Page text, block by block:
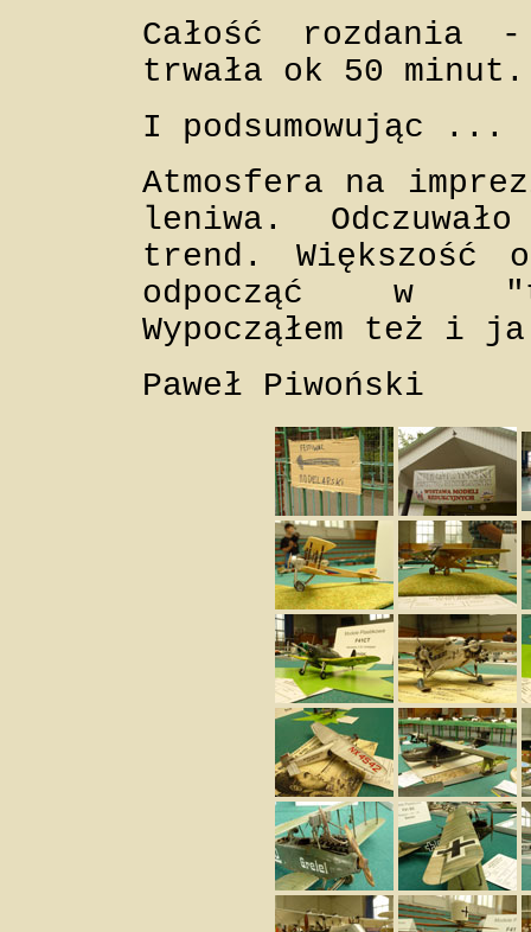
Całość rozdania
trwała ok 50 minut.
I podsumowując
Atmosfera na
leniwa.
trend. Większość
odpocząć w
Wypocząłem też i
Paweł Piwoński